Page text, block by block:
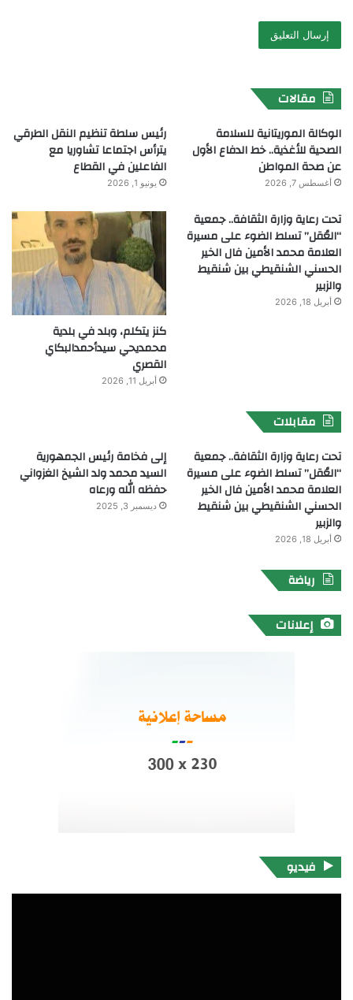
مقالات
الوكالة الموريتانية للسلامة
الصحية للأغذية.. خط الدفاع الأول
عن صحة المواطن
أغسطس 7, 2026
رئيس سلطة تنظيم النقل الطرقي
يترأس اجتماعا تشاوريا مع
الفاعلين في القطاع
يونيو 1, 2026
تحت رعاية وزارة الثقافة.. جمعية
“العُقل” تسلط الضوء على مسيرة
العلامة محمد الأمين فال الخير
الحسني الشنقيطي بين شنقيط
والزبير
أبريل 18, 2026
كنز يتكلم، وبلد في بلدية
محمديحي سيدأحمدالبكاي
القصري
أبريل 11, 2026
مقابلات
تحت رعاية وزارة الثقافة.. جمعية
“العُقل” تسلط الضوء على مسيرة
العلامة محمد الأمين فال الخير
الحسني الشنقيطي بين شنقيط
والزبير
أبريل 18, 2026
إلى فخامة رئيس الجمهورية
السيد محمد ولد الشيخ الغزواني
حفظه الله ورعاه
ديسمبر 3, 2025
رياضة
إعلانات
فيديو